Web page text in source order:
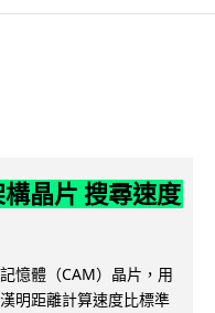
晶片 搜尋速度
憶體（CAM）晶片，用
明距離計算速度比標準